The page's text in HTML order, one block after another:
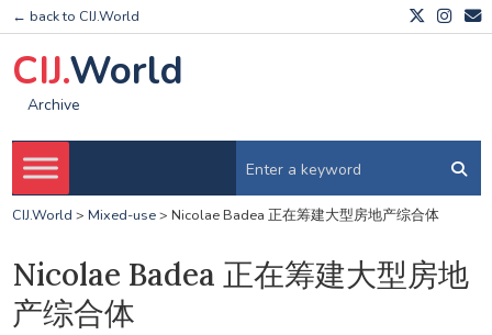
← back to CIJ.World
CIJ.World
Archive
CIJ.World > Mixed-use> Nicolae Badea 正在筹建大型房地产综合体
Nicolae Badea 正在筹建大型房地
产综合体